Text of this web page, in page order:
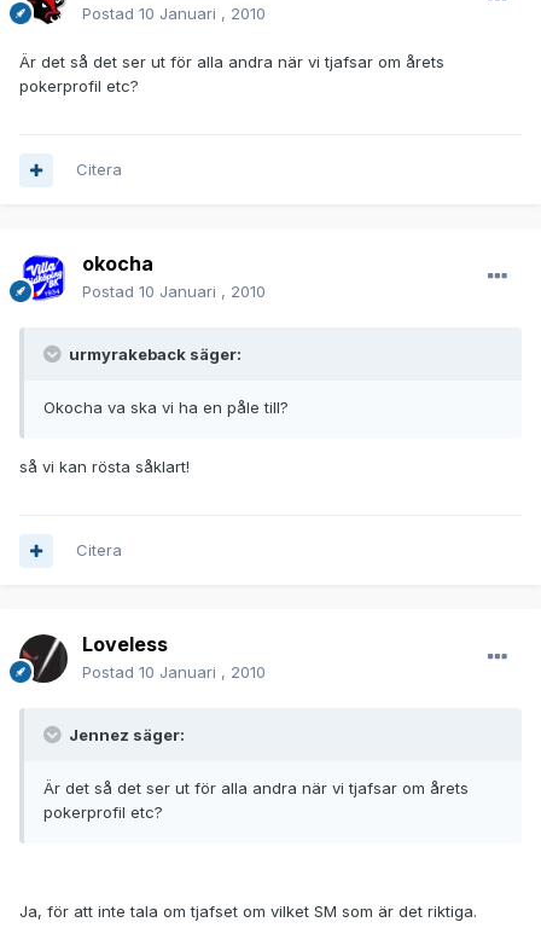
Postad 10 Januari , 2010
Är det så det ser ut för alla andra när vi tjafsar om årets
pokerprofil etc?
Citera
okocha
Postad 10 Januari , 2010
urmyrakeback säger:
Okocha va ska vi ha en påle till?
så vi kan rösta såklart!
Citera
Loveless
Postad 10 Januari , 2010
Jennez säger:
Är det så det ser ut för alla andra när vi tjafsar om årets
pokerprofil etc?
Ja, för att inte tala om tjafset om vilket SM som är det riktiga.